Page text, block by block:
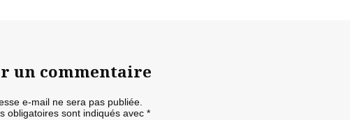
un commentaire
e-mail ne sera pas publiée.
obligatoires sont indiqués avec *